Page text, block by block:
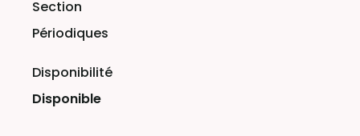
Périodiques
Disponible